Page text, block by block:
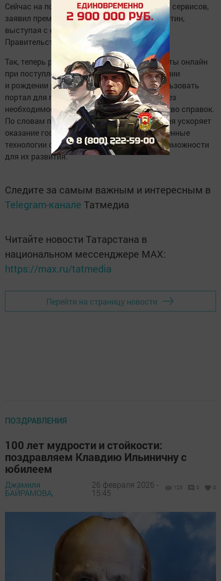
Сейчас на портале работают почти 70 таких сервисов,
заявил премьер-министр РФ Михаил Мишустин,
выступая с ежегодным отчетом о работе
Правительства в Госдуме.
Так, теперь россияне могут подать документы онлайн
при поступлении в колледж, при планировании
и рождении ребенка. Также они могут использовать
портал для получения налогового вычета без
необходимости собирать большое количество справок.
По словам премьер-министра, цифровизация ускоряет
оказание государственных услуг, а современные
технологии открывают дополнительные возможности
для их развития.
Следите за самым важным и интересным в
Telegram-канале Татмедиа
Читайте новости Татарстана в
национальном мессенджере MАХ:
https://max.ru/tatmedia
Перейти на страницу новости
ПОЗДРАВЛЕНИЯ
100 лет мудрости и стойкости:
поздравляем Клавдию Ильиничну с
юбилеем
Джамиля
БАЙРАМОВА,
26 февраля 2026 -
15:45
123 0 0